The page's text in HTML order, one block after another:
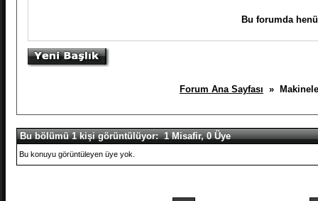
Bu forumda
Forum Ana Sayfası »
Bu bölümü 1 kişi görüntülüyor: 1 Misafir, 0 Üye
Bu konuyu görüntüleyen üye yok.